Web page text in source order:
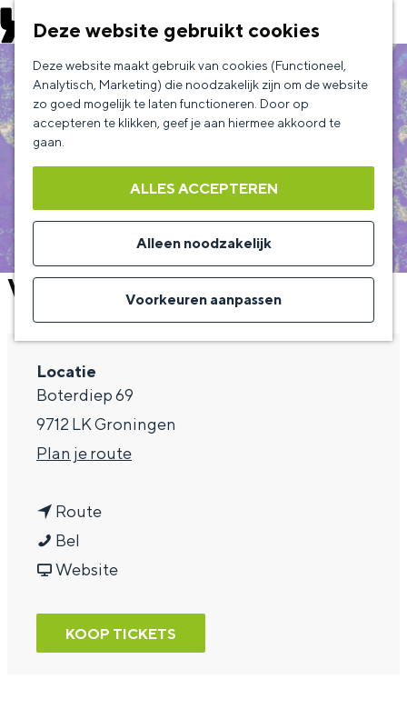
Deze website gebruikt cookies
Deze website maakt gebruik van cookies (Functioneel,
Analytisch, Marketing) die noodzakelijk zijn om de website
zo goed mogelijk te laten functioneren. Door op
accepteren te klikken, geef je aan hiermee akkoord te
gaan.
ALLES ACCEPTEREN
Alleen noodzakelijk
Voorkeuren aanpassen
G
a
n
a
d
e
VUURDOOP
Locatie
Boterdiep 69
9712 LK Groningen
Plan je routen
U
R
Routen
a
V
U
Bel
U
R
D
Websitev
n
V
KOOP TICKETS